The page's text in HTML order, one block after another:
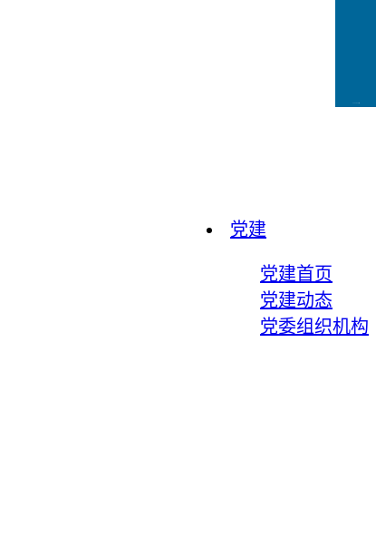
党建
党建首页
党建动态
党委组织机构